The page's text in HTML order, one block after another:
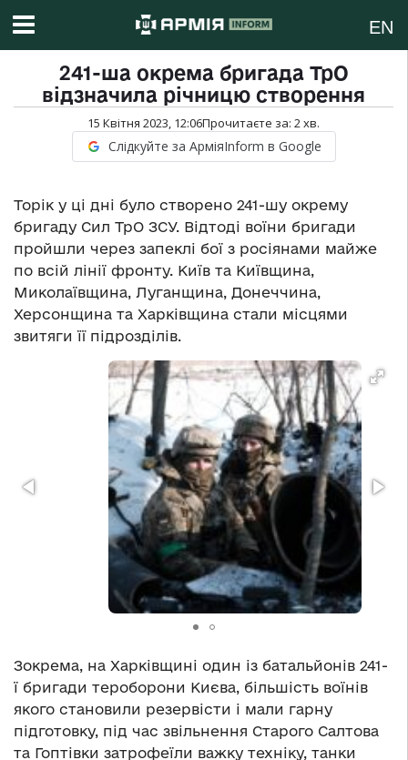
EN
241-ша окрема бригада ТрО
відзначила річницю створення
15 Квітня 2023, 12:06Прочитаєте за: 2хв.
Слідкуйте за АрміяInform в Google
Торік у ці дні було створено 241-шу окрему
бригаду Сил ТрО ЗСУ. Відтоді воїни бригади
пройшли через запеклі бої з росіянами майже
по всій лінії фронту. Київ та Київщина,
Миколаївщина, Луганщина, Донеччина,
Херсонщина та Харківщина стали місцями
звитяги її підрозділів.
Зокрема, на Харківщині один із батальйонів 241-
ї бригади тероборони Києва, більшість воїнів
якого становили резервісти і мали гарну
підготовку, під час звільнення Старого Салтова
та Гоптівки затрофеїли важку техніку, танки